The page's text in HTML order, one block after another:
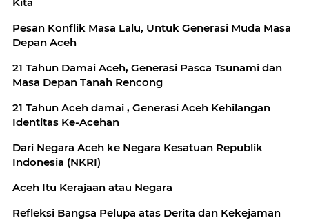
Pesan Konflik Masa Lalu, Untuk Generasi Muda Masa
Depan Aceh
21 Tahun Damai Aceh, Generasi Pasca Tsunami dan
Masa Depan Tanah Rencong
21 Tahun Aceh damai , Generasi Aceh Kehilangan
Identitas Ke-Acehan
Dari Negara Aceh ke Negara Kesatuan Republik
Indonesia (NKRI)
Aceh Itu Kerajaan atau Negara
Refleksi Bangsa Pelupa atas Derita dan Kekejaman